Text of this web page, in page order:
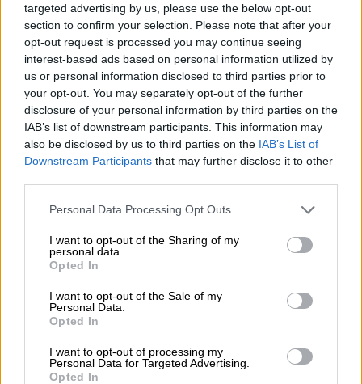
targeted advertising by us, please use the below opt-out
section to confirm your selection. Please note that after your
opt-out request is processed you may continue seeing
interest-based ads based on personal information utilized by
us or personal information disclosed to third parties prior to
your opt-out. You may separately opt-out of the further
disclosure of your personal information by third parties on the
IAB’s list of downstream participants. This information may
also be disclosed by us to third parties on the IAB’s List of
Downstream Participants that may further disclose it to other
Please note that this website/app uses one or more Google
not limited to your visit or usage behaviour. You may click to
grant or deny consent to Google and its third-party tags to
use your data for below specified purposes in below Google
consent section.
Personal Data Processing Opt Outs
I want to opt-out of the Sharing of my
personal data.
Opted In
I want to opt-out of the Sale of my
Personal Data.
Opted In
I want to opt-out of processing my
Personal Data for Targeted Advertising.
Opted In
Ακόμα έναεργατικό δυστύχημαέλαβε χώρα
αυτή τη φορά με θύμα 38χρονο εργάτη που
εντοπίστηκε χωρίς τις αισθήσεις του
στοΜενίδι. Ο 38χρονος καταπλακώθηκε από
βαριά αντικείμενα μέσα σε αποθήκη e-shop
και αργότερα κατέληξε.
Σύμφωνα με πληροφορίες που μετέδωσε η
εργασίες.
Πώς έγινε το ατύχημα
Κατά τις ίδιες πληροφορίες, κάποια στιγμή
κατά τη διάρκεια των εργασιών ηλεκτρικά
ράφια υποχώρησαν με αποτέλεσμα τα βαριά
αντικείμενα που βρίσκονταν σε αυτά να
καταπλακώσουν τον άτυχο εργάτη.